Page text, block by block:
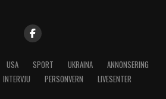
USA SPORT UKRAINA
ANNONSERING
INTERVJU PERSONVERN LIVESENTER